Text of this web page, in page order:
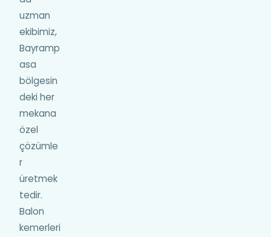
uzman
ekibimiz,
Bayramp
asa
bölgesin
deki her
mekana
özel
çözümle
r
üretmek
tedir.
Balon
kemerleri